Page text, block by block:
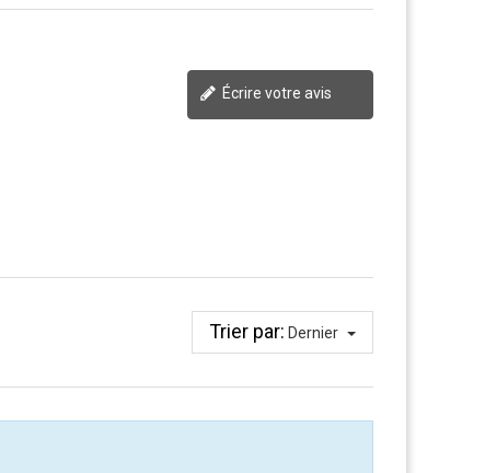
Écrire votre avis
Trier par: Dernier